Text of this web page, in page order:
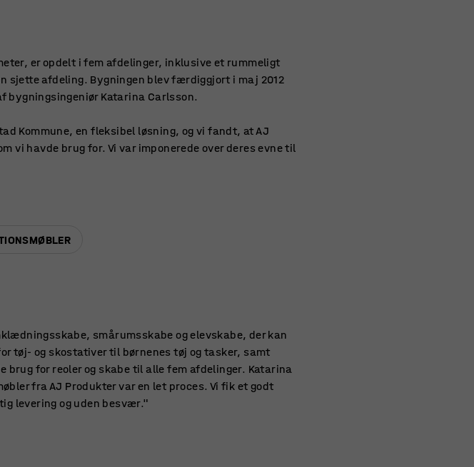
er opdelt i fem afdelinger, inklusive et rummeligt
sjette afdeling. Bygningen blev færdiggjort i maj 2012
bygningsingeniør Katarina Carlsson.
Kommune, en fleksibel løsning, og vi fandt, at AJ
havde brug for. Vi var imponerede over deres evne til
smårumsskabe og elevskabe, der kan
tøj- og skostativer til børnenes tøj og tasker, samt
for reoler og skabe til alle fem afdelinger. Katarina
fra AJ Produkter var en let proces. Vi fik et godt
levering og uden besvær."